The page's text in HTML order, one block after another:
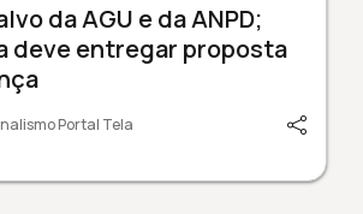
da AGU e da ANPD;
deve entregar proposta
Portal Tela